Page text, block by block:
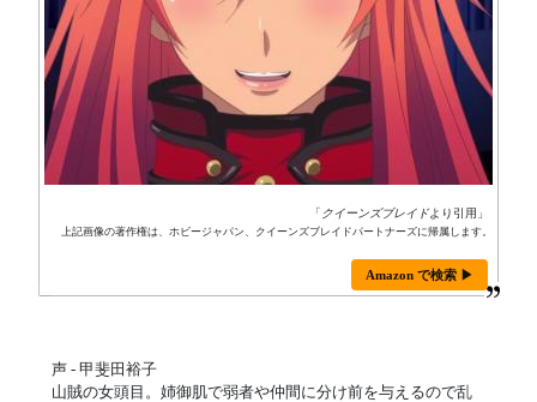
「 クイーンズブレイドより引用」
上記画像の著作権は、ホビージャパン、クイーンズブレイドパートナーズに帰属します。
Amazon で検索 ▶
声 - 甲斐田裕子
山賊の女頭目。姉御肌で弱者や仲間に分け前を与えるので乱